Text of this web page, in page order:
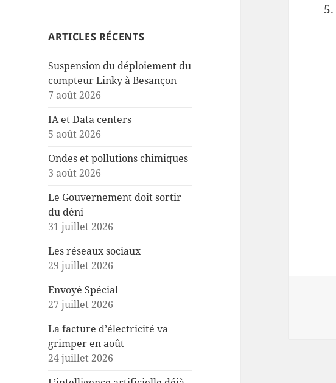
ARTICLES RÉCENTS
Suspension du déploiement du
compteur Linky à Besançon
7 août 2026
IA et Data centers
5 août 2026
Ondes et pollutions chimiques
3 août 2026
Le Gouvernement doit sortir
du déni
31 juillet 2026
Les réseaux sociaux
29 juillet 2026
Envoyé Spécial
27 juillet 2026
La facture d’électricité va
grimper en août
24 juillet 2026